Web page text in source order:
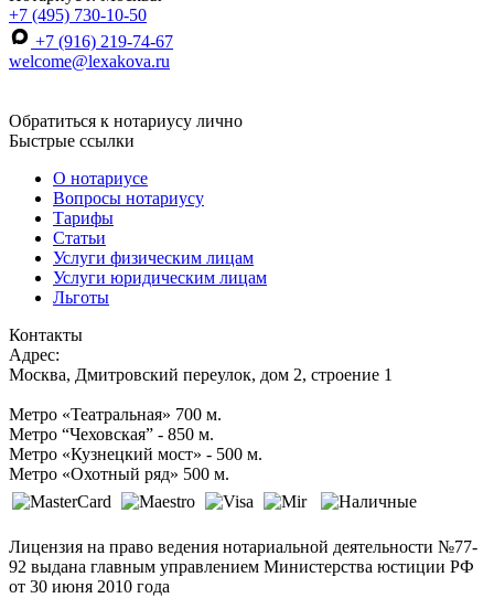
+7 (495) 730-10-50
+7 (916) 219-74-67
welcome@lexakova.ru
Обратиться к нотариусу лично
Быстрые ссылки
О нотариусе
Вопросы нотариусу
Тарифы
Статьи
Услуги физическим лицам
Услуги юридическим лицам
Льготы
Контакты
Адрес:
Москва, Дмитровский переулок, дом 2, строение 1
Метро «Театральная» 700 м.
Метро “Чеховская” - 850 м.
Метро «Кузнецкий мост» - 500 м.
Метро «Охотный ряд» 500 м.
Лицензия на право ведения нотариальной деятельности №77-
92 выдана главным управлением Министерства юстиции РФ
от 30 июня 2010 года